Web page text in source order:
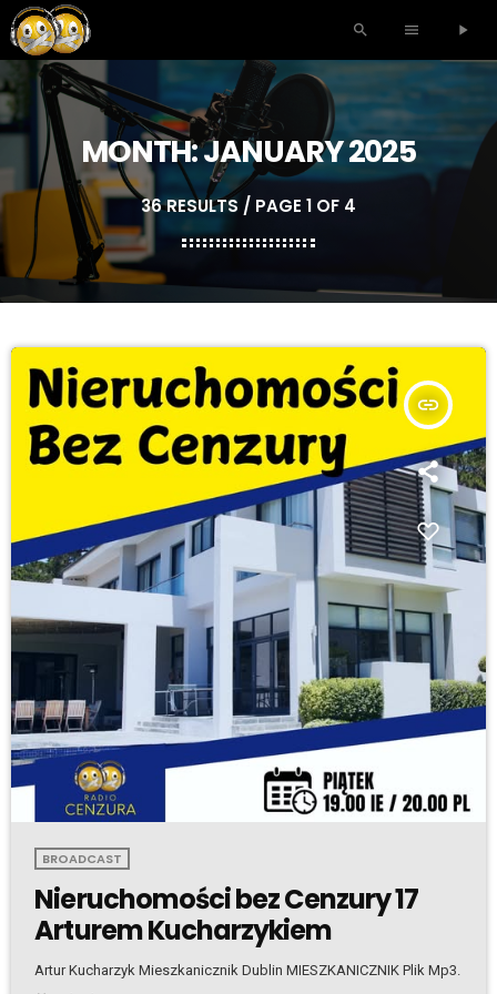
search menu play_arrow
MONTH: JANUARY 2025
36 RESULTS / PAGE 1 OF 4
insert_link
BROADCAST
Nieruchomości bez Cenzury 17
Arturem Kucharzykiem
Artur Kucharzyk Mieszkanicznik Dublin MIESZKANICZNIK Plik Mp3.